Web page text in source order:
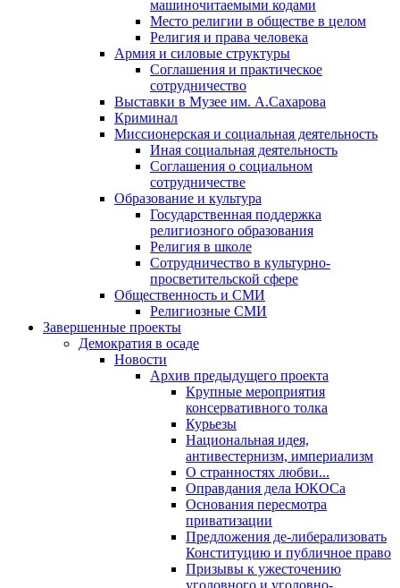
машиночитаемыми кодами
Место религии в обществе в целом
Религия и права человека
Армия и силовые структуры
Соглашения и практическое
сотрудничество
Выставки в Музее им. А.Сахарова
Криминал
Миссионерская и социальная деятельность
Иная социальная деятельность
Соглашения о социальном
сотрудничестве
Образование и культура
Государственная поддержка
религиозного образования
Религия в школе
Сотрудничество в культурно-
просветительской сфере
Общественность и СМИ
Религиозные СМИ
Завершенные проекты
Демократия в осаде
Новости
Архив предыдущего проекта
Крупные мероприятия
консервативного толка
Курьезы
Национальная идея,
антивестернизм, империализм
О странностях любви...
Оправдания дела ЮКОСа
Основания пересмотра
приватизации
Предложения де-либерализовать
Конституцию и публичное право
Призывы к ужесточению
уголовного и уголовно-